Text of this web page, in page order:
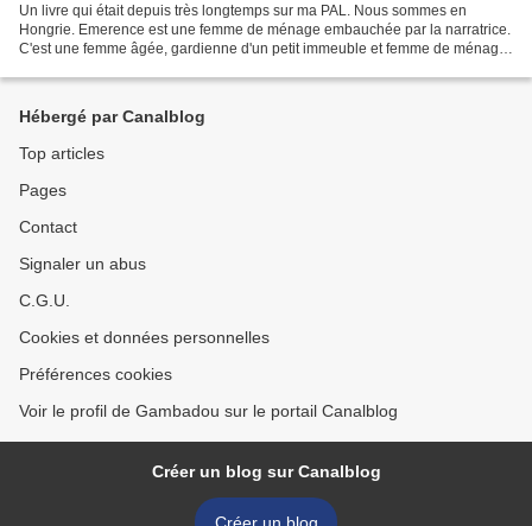
Un livre qui était depuis très longtemps sur ma PAL. Nous sommes en
Hongrie. Emerence est une femme de ménage embauchée par la narratrice.
C'est une femme âgée, gardienne d'un petit immeuble et femme de ménage
Hébergé par Canalblog
Top articles
Pages
Contact
Signaler un abus
C.G.U.
Cookies et données personnelles
Préférences cookies
Voir le profil de Gambadou sur le portail Canalblog
Créer un blog sur Canalblog